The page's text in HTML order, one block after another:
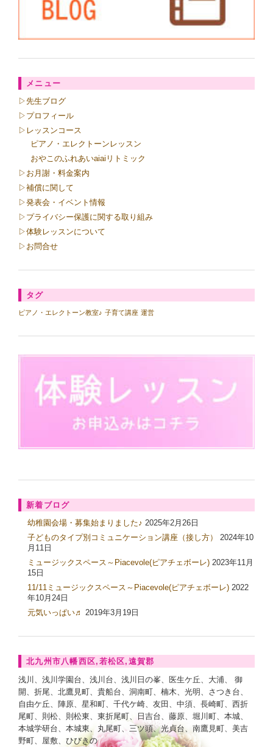
メニュー
▷先生ブログ
▷プロフィール
▷レッスンコース
ピアノ・エレクトーンレッスン
おやこのふれあいaiaiリトミック
▷お月謝・料金案内
▷補償に関して
▷発表会・イベント情報
▷プライバシー保護に関する取り組み
▷体験レッスンについて
▷お問合せ
タグ
ピアノ・エレクトーン教室♪ 子育て講座 運営
新着ブログ
幼稚園会場・募集始まりました♪ 2025年2月26日
子どものタイプ別コミュニケーション講座（接し方）
2024年10
月11日
ミュージックスペース～Piacevole(ピアチェボーレ) 2023年11月
15日
11/11ミュージックスペース～Piacevole(ピアチェボーレ) 2022
年10月24日
元気いっぱい♬ 2019年3月19日
北九州市八幡西区,若松区,遠賀郡
浅川、浅川学園台、浅川台、浅川日の峯、医生ケ丘、大浦、 御
開、折尾、北鷹見町、貴船台、洞南町、楠木、光明、さつき台、
自由ケ丘、陣原、星和町、千代ケ崎、友田、中須、長崎町、西折
尾町、則松、則松東、東折尾町、日吉台、藤原、堀川町、本城、
本城学研台、本城東、丸尾町、三ツ頭、光貞台、南鷹見町、美吉
野町、屋敷、ひびきの